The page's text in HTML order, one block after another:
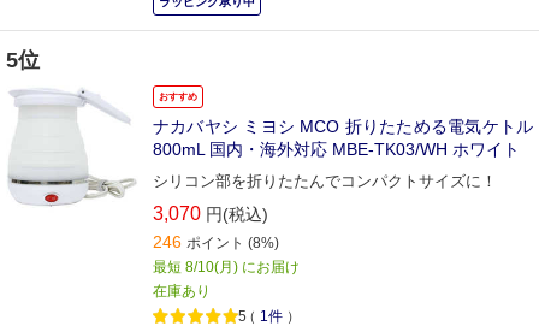
5位
おすすめ
ナカバヤシ ミヨシ MCO 折りたためる電気ケトル
800mL 国内・海外対応 MBE-TK03/WH ホワイト
シリコン部を折りたたんでコンパクトサイズに！
3,070 円(税込)
246 ポイント (8%)
最短 8/10(月) にお届け
在庫あり
5（ 1件 ）